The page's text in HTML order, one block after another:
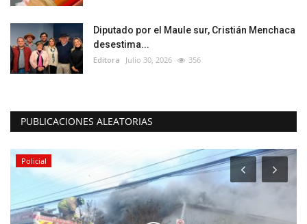
Diputado por el Maule sur, Cristián Menchaca
desestima...
Editora Julio 30, 2026 356
PUBLICACIONES ALEATORIAS
Policial